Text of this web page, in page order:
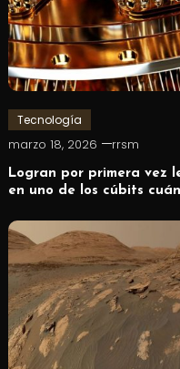
Tecnología
marzo 18, 2026 rrsm
Logran por primera vez
en uno de los cúbits